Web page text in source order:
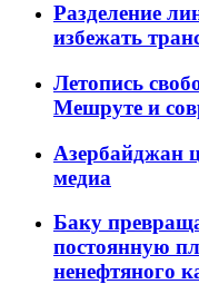
Разделение
избежать
Летопись
Мешруте и
Азербайджан
медиа
Баку
постоянную
ненефтяного